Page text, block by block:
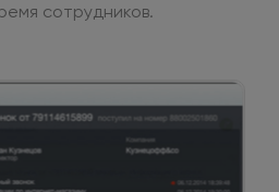
сотрудников.